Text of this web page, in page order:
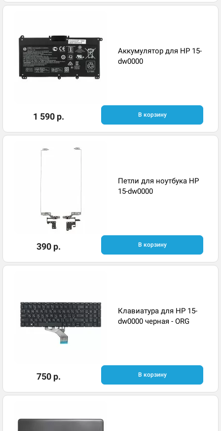
Аккумулятор для HP 15-
dw0000
1 590 р. В корзину
Петли для ноутбука HP
15-dw0000
390 р. В корзину
Клавиатура для HP 15-
dw0000 черная - ORG
750 р. В корзину